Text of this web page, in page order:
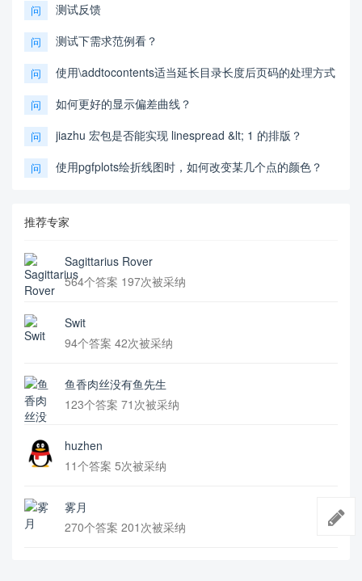
问 测试反馈
问 测试下需求范例看？
问 使用\addtocontents适当延长目录长度后页码的处理方式
问 如何更好的显示偏差曲线？
问 jiazhu 宏包是否能实现 linespread &lt; 1 的排版？
问 使用pgfplots绘折线图时，如何改变某几个点的颜色？
推荐专家
Sagittarius Rover
564个答案 197次被采纳
Swit
94个答案 42次被采纳
鱼香肉丝没有鱼先生
123个答案 71次被采纳
huzhen
11个答案 5次被采纳
雾月
270个答案 201次被采纳